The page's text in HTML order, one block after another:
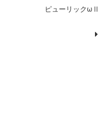
ピューリックωⅡ